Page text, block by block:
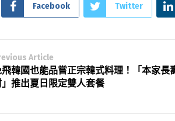
Facebook Twitter
Article
韓國也能品嘗正宗韓式料理！「本家長
推出夏日限定雙人套餐